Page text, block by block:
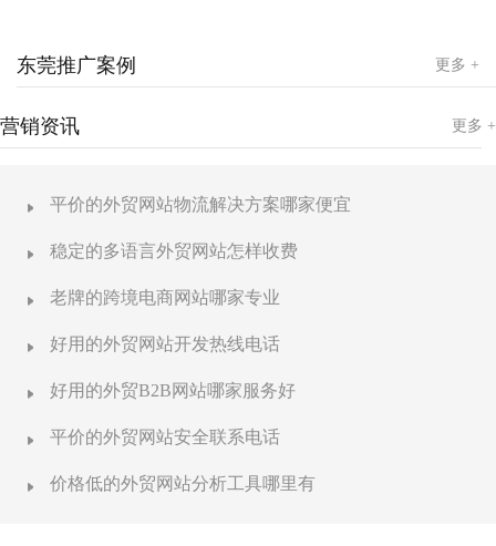
东莞推广案例 更多 +
营销资讯 更多 +
平价的外贸网站物流解决方案哪家便宜
稳定的多语言外贸网站怎样收费
老牌的跨境电商网站哪家专业
好用的外贸网站开发热线电话
好用的外贸B2B网站哪家服务好
平价的外贸网站安全联系电话
价格低的外贸网站分析工具哪里有